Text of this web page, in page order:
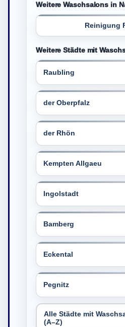
Weitere Waschsalons in
Reinigung
Weitere Städte mit
Raubling
der Oberpfalz
der Rhön
Kempten Allgaeu
Ingolstadt
Bamberg
Eckental
Pegnitz
Alle Städte mit
(A–Z)